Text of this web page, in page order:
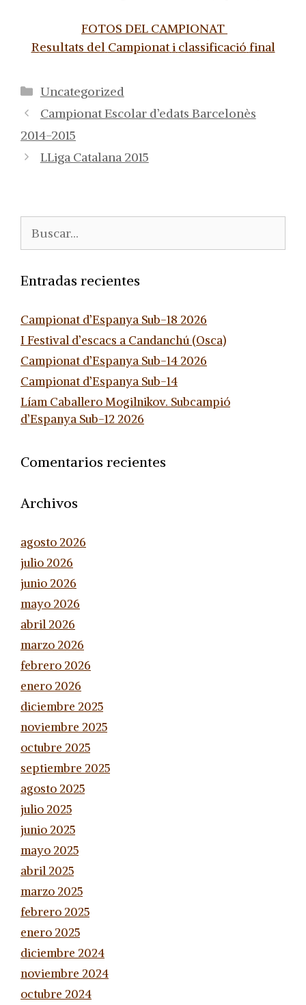
FOTOS DEL CAMPIONAT
Resultats del Campionati classificació final
Categorías
Uncategorized
Campionat Escolar d’edats Barcelonès
2014-2015
LLiga Catalana 2015
Entradas recientes
Campionat d’Espanya Sub-18 2026
I Festival d’escacs a Candanchú (Osca)
Campionat d’Espanya Sub-14 2026
Campionat d’Espanya Sub-14
Líam Caballero Mogilnikov. Subcampió
d’Espanya Sub-12 2026
Comentarios recientes
Archivos
agosto 2026
julio 2026
junio 2026
mayo 2026
abril 2026
marzo 2026
febrero 2026
enero 2026
diciembre 2025
noviembre 2025
octubre 2025
septiembre 2025
agosto 2025
julio 2025
junio 2025
mayo 2025
abril 2025
marzo 2025
febrero 2025
enero 2025
diciembre 2024
noviembre 2024
octubre 2024